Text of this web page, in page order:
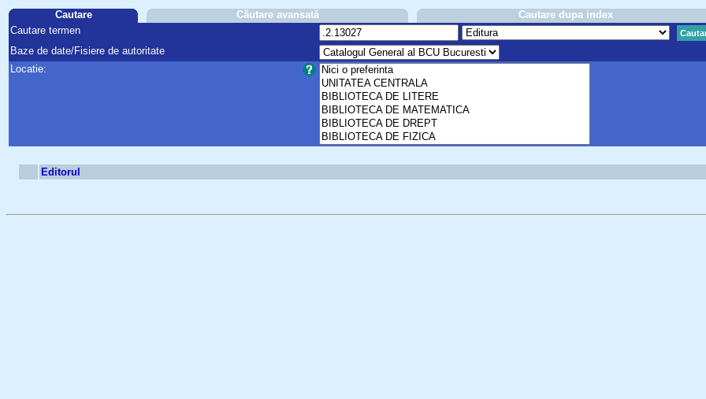
Cautare Căutare avansată Cautare dupa index
Cautare termen
Baze de date/Fisiere de autoritate
Locatie:
Editorul